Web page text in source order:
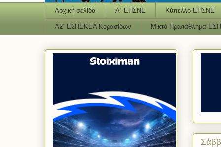
Αρχική σελίδα Α΄ ΕΠΣΝΕ Κύπελλο ΕΠΣΝΕ
Α2΄ ΕΣΠΕΚΕΛ Κορασίδων Μικτό Πρωτάθλημα